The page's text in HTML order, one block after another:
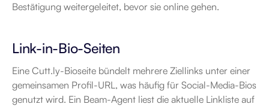
Bestätigung weitergeleitet, bevor sie online gehen.
Link-in-Bio-Seiten
Eine Cutt.ly-Bioseite bündelt mehrere Ziellinks unter einer
gemeinsamen Profil-URL, was häufig für Social-Media-Bios
genutzt wird. Ein Beam-Agent liest die aktuelle Linkliste auf